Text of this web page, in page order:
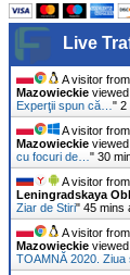
Live
A visitor from
Mazowieckie
Experţii spun că… " 2
A visitor from
Mazowieckie
cu focuri de… " 30
A visitor from
Leningradskaya
Ziar de Stiri" 45 mins
A visitor from
Mazowieckie
TOAMNĂ 2020. Ziua